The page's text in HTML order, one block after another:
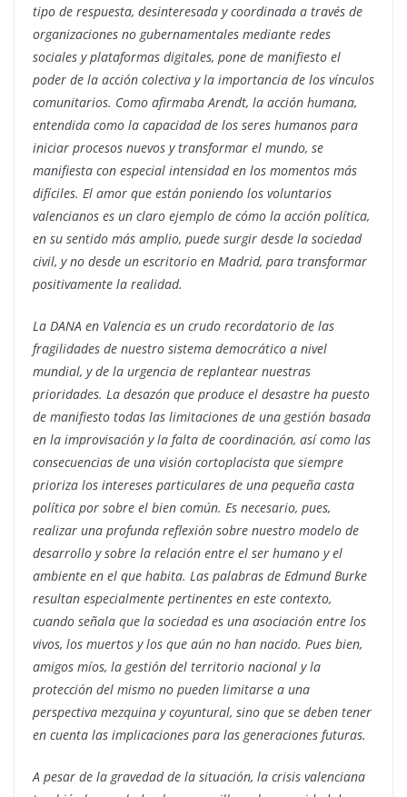
tipo de respuesta, desinteresada y coordinada a través de
organizaciones no gubernamentales mediante redes
sociales y plataformas digitales, pone de manifiesto el
poder de la acción colectiva y la importancia de los vínculos
comunitarios. Como afirmaba Arendt, la acción humana,
entendida como la capacidad de los seres humanos para
iniciar procesos nuevos y transformar el mundo, se
manifiesta con especial intensidad en los momentos más
difíciles. El amor que están poniendo los voluntarios
valencianos es un claro ejemplo de cómo la acción política,
en su sentido más amplio, puede surgir desde la sociedad
civil, y no desde un escritorio en Madrid, para transformar
positivamente la realidad.
La DANA en Valencia es un crudo recordatorio de las
fragilidades de nuestro sistema democrático a nivel
mundial, y de la urgencia de replantear nuestras
prioridades. La desazón que produce el desastre ha puesto
de manifiesto todas las limitaciones de una gestión basada
en la improvisación y la falta de coordinación, así como las
consecuencias de una visión cortoplacista que siempre
prioriza los intereses particulares de una pequeña casta
política por sobre el bien común. Es necesario, pues,
realizar una profunda reflexión sobre nuestro modelo de
desarrollo y sobre la relación entre el ser humano y el
ambiente en el que habita. Las palabras de Edmund Burke
resultan especialmente pertinentes en este contexto,
cuando señala que la sociedad es una asociación entre los
vivos, los muertos y los que aún no han nacido. Pues bien,
amigos míos, la gestión del territorio nacional y la
protección del mismo no pueden limitarse a una
perspectiva mezquina y coyuntural, sino que se deben tener
en cuenta las implicaciones para las generaciones futuras.
A pesar de la gravedad de la situación, la crisis valenciana